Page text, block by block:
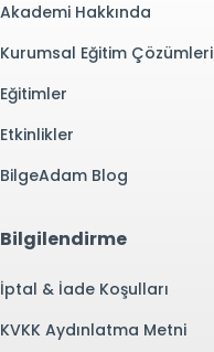
Akademi Hakkında
Kurumsal Eğitim Çözümleri
Eğitimler
Etkinlikler
BilgeAdam Blog
Bilgilendirme
İptal & İade Koşulları
KVKK Aydınlatma Metni